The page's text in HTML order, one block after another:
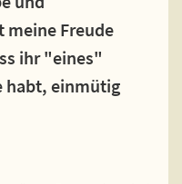
meine Freude
ihr "eines"
habt, einmütig